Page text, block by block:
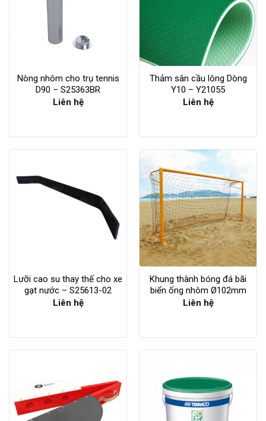
Nòng nhôm cho trụ tennis
D90 – S25363BR
Liên hệ
Thảm sân cầu lông Dòng
Y10 – Y21055
Liên hệ
Lưỡi cao su thay thế cho xe
gạt nước – S25613-02
Liên hệ
Khung thành bóng đá bãi
biển ống nhôm Ø102mm
Liên hệ